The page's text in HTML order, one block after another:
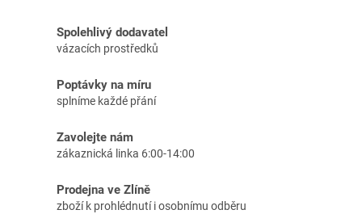
Spolehlivý dodavatel
vázacích prostředků
Poptávky na míru
splníme každé přání
Zavolejte nám
zákaznická linka 6:00-14:00
Prodejna ve Zlíně
zboží k prohlédnutí i osobnímu odběru